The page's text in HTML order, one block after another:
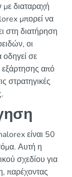
διαταραχή
μπορεί να
στη διατήρηση
οι
οδηγεί σε
εξάρτησης από
στρατηγικές
είναι 50
Αυτή η
σχεδίου για
παρέχοντας